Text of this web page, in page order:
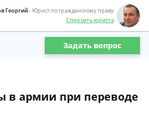
Георгий- Юрист по гражданскому праву
Спросить юриста
Задать вопрос
в армии при переводе